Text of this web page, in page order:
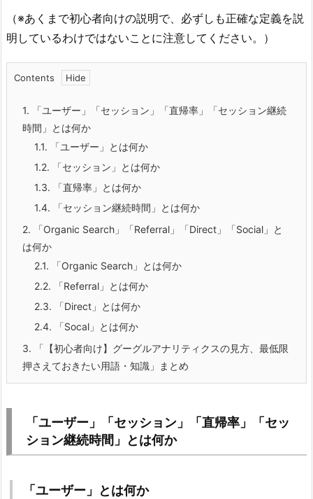
（※あくまで初心者向けの説明で、必ずしも正確な定義を説
明しているわけではないことに注意してください。）
Contents
1. 「ユーザー」「セッション」「直帰率」「セッション継続
時間」とは何か
1.1. 「ユーザー」とは何か
1.2. 「セッション」とは何か
1.3. 「直帰率」とは何か
1.4. 「セッション継続時間」とは何か
2. 「Organic Search」「Referral」「Direct」「Social」と
は何か
2.1. 「Organic Search」とは何か
2.2. 「Referral」とは何か
2.3. 「Direct」とは何か
2.4. 「Socal」とは何か
3. 「【初心者向け】グーグルアナリティクスの見方、最低限
押さえておきたい用語・知識」まとめ
「ユーザー」「セッション」「直帰率」「セッ
ション継続時間」とは何か
「ユーザー」とは何か